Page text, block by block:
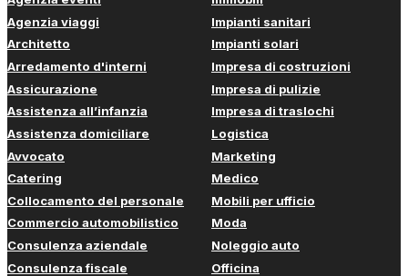
Agenzia viaggi
Architetto
Arredamento d'interni
Assicurazione
Assistenza all’infanzia
Assistenza domiciliare
Avvocato
Catering
Collocamento del personale
Commercio automobilistico
Consulenza aziendale
Consulenza fiscale
Impianti sanitari
Impianti solari
Impresa di costruzioni
Impresa di pulizie
Impresa di traslochi
Logistica
Marketing
Medico
Mobili per ufficio
Moda
Noleggio auto
Officina